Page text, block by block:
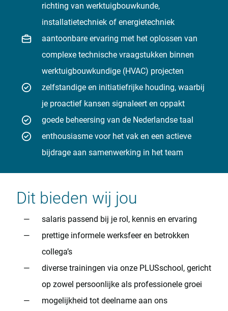
richting van werktuigbouwkunde,
installatietechniek of energietechniek
aantoonbare ervaring met het oplossen van
complexe technische vraagstukken binnen
werktuigbouwkundige (HVAC) projecten
zelfstandige en initiatiefrijke houding, waarbij
je proactief kansen signaleert en oppakt
goede beheersing van de Nederlandse taal
enthousiasme voor het vak en een actieve
bijdrage aan samenwerking in het team
Dit bieden wij jou
salaris passend bij je rol, kennis en ervaring
prettige informele werksfeer en betrokken
collega’s
diverse trainingen via onze PLUSschool, gericht
op zowel persoonlijke als professionele groei
mogelijkheid tot deelname aan ons